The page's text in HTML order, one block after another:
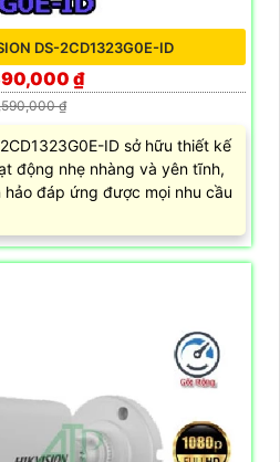
DS-2CD1323G0E-ID
₫
₫
ID sở hữu thiết kế
động nhẹ nhàng và yên tĩnh,
đáp ứng được mọi nhu cầu